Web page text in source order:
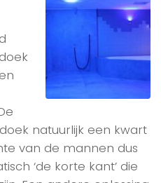
natuurlijk een kwart
van de mannen dus
‘de korte kant’ die